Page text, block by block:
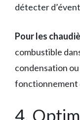
détecter
Pour les
combustible
condensation
fonctionnement
4.